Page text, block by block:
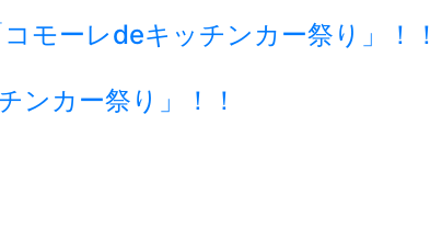
モーレdeキッチンカー祭り」！！
ンカー祭り」！！